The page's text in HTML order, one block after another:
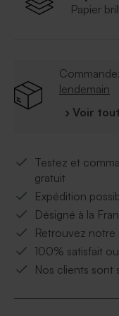
Papier
lendemain
› Voir
Testez et
gratuit
Expédition
Désigné à la
Retrouvez notre
100% satisfait
Nos clients sont